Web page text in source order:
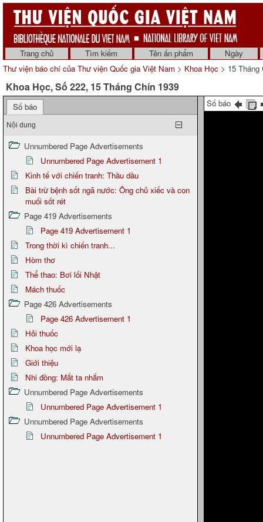
Trang chủ Tìm kiếm Tên ấn phẩm
Ngày
Thư viện báo chí của Thư viện Quốc gia Việt Nam > Khoa Học > 15 Tháng
Khoa Học, Số 222, 15 Tháng Chín 1939
Số báo
Nội dung
Unnumbered Page Advertisements
Unnumbered Page Advertisement 1
Kinh tế với chiến tranh: Thầu dầu
Bài trừ bệnh sốt ngã nước: Ông chủ xiếc và con
muối sốt rét
Page 419 Advertisements
Page 419 Advertisement 1
Trong thời kì chiến tranh...
Hòm thơ
Thể thao: Bơi lối Nhật
Mách thuốc
Page 426 Advertisements
Page 426 Advertisement 1
Hỏi thuốc
Khoa học mới lạ
Giới thiệu
Nhi đồng: Mắt ta nhắm
Unnumbered Page Advertisements
Unnumbered Page Advertisement 1
Unnumbered Page Advertisements
Unnumbered Page Advertisement 1
Số báo